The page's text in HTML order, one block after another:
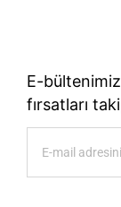
E-
fırsatları